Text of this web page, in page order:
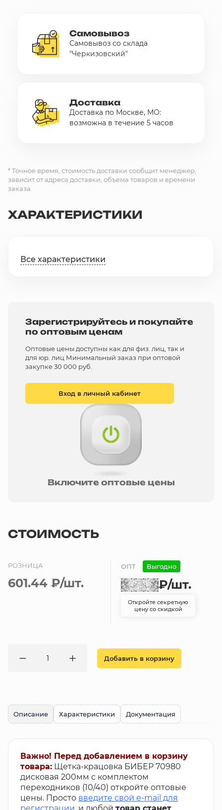
Самовывоз
Самовывоз со склада
"Черкизовский"
Доставка
Доставка по Москве, МО:
возможна в течение 5 часов
* Точное время, стоимость доставки сообщит менеджер,
зависит от адреса доставки, объема товаров и времени
заказа.
ХАРАКТЕРИСТИКИ
Все характеристики
Зарегистрируйтесь и покупайте
по оптовым ценам
Оптовые цены доступны как для физ. лиц, так и
для юр. лиц Минимальный заказ при оптовой
закупке 30 000 руб.
Вход в личный кабинет
Включите оптовые цены
СТОИМОСТЬ
РОЗНИЦА
601.44 ₽/шт.
ОПТ Выгодно
₽/шт.
Откройте секретную
цену со скидкой
Добавить в корзину
Описание Характеристики Документация
Важно! Перед добавлением в корзину
товара: Щетка-крацовка БИБЕР 70980
дисковая 200мм с комплектом
переходников (10/40) откройте оптовые
цены. Просто введите свой e-mail для